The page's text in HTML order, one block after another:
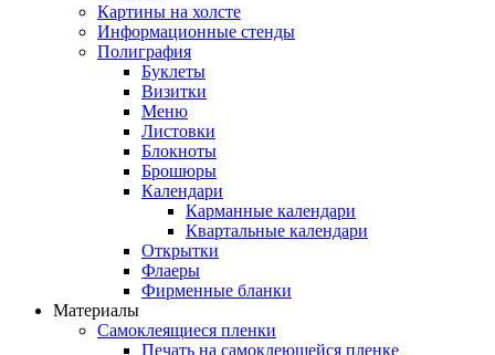
Картины на холсте
Информационные стенды
Полиграфия
Буклеты
Визитки
Меню
Листовки
Блокноты
Брошюры
Календари
Карманные календари
Квартальные календари
Открытки
Флаеры
Фирменные бланки
Материалы
Самоклеящиеся пленки
Печать на самоклеющейся пленке